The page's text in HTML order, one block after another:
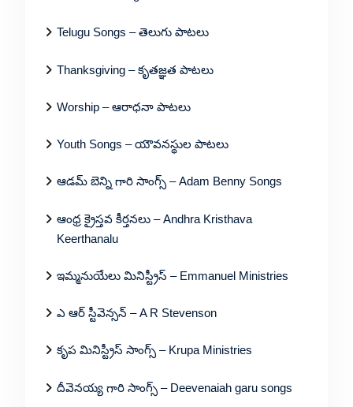
Telugu Songs – తెలుగు పాటలు
Thanksgiving – కృతజ్ఞత పాటలు
Worship – ఆరాధనా పాటలు
Youth Songs – యౌవనస్థుల పాటలు
ఆడమ్ బెన్ని గారి సాంగ్స్ – Adam Benny Songs
ఆంధ్ర క్రైస్తవ కీర్తనలు – Andhra Kristhava
Keerthanalu
ఇమ్మనుయేలు మినిస్ట్రీస్ – Emmanuel Ministries
ఎ ఆర్ స్టీవెన్సన్ – A R Stevenson
కృప మినిస్ట్రీస్ సాంగ్స్ – Krupa Ministries
దీవెనయ్య గారి సాంగ్స్ – Deevenaiah garu songs